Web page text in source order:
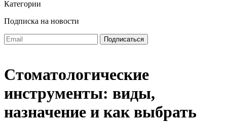
Категории
Подписка на новости
Стоматологические
инструменты: виды,
назначение и как выбрать